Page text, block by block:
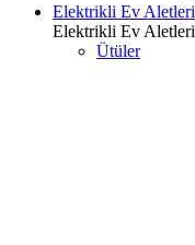
Elektrikli Ev Aletleri
Elektrikli Ev Aletleri
Ütüler